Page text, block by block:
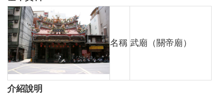
進
階
搜
尋
本
名稱 武廟（關帝廟）
介紹說明